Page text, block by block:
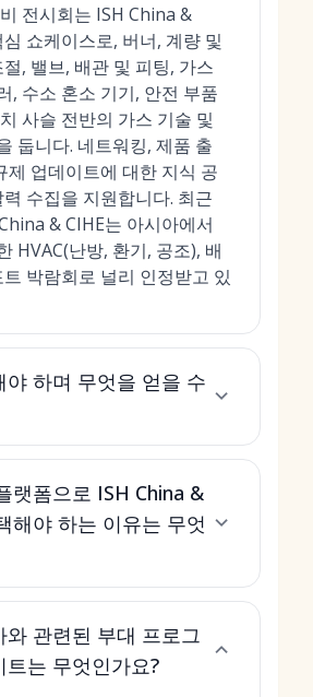
전시회는 ISH China &
쇼케이스로, 버너, 계량 및
, 밸브, 배관 및 피팅, 가스
, 수소 혼소 기기, 안전 부품
사슬 전반의 가스 기술 및
둡니다. 네트워킹, 제품 출
제 업데이트에 대한 지식 공
수집을 지원합니다. 최근
& CIHE는 아시아에서
HVAC(난방, 환기, 공조), 배
박람회로 널리 인정받고 있
야 하며 무엇을 얻을 수
랫폼으로 ISH China &
해야 하는 이유는 무엇
와 관련된 부대 프로그
트는 무엇인가요?